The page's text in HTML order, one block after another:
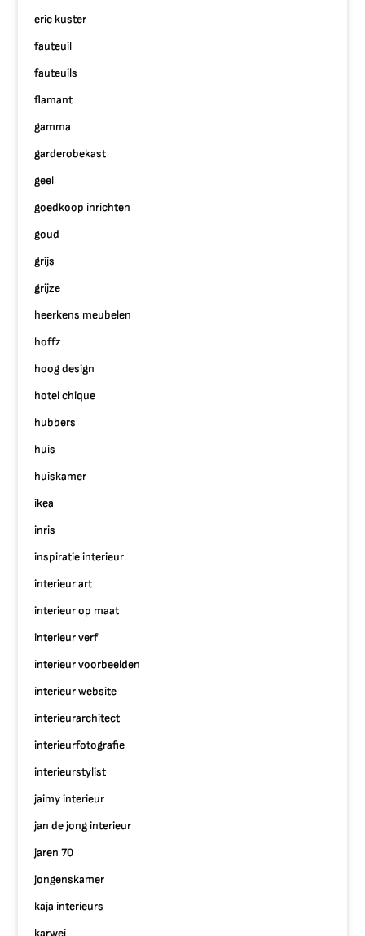
eric kuster
fauteuil
fauteuils
flamant
gamma
garderobekast
geel
goedkoop inrichten
goud
grijs
grijze
heerkens meubelen
hoffz
hoog design
hotel chique
hubbers
huis
huiskamer
ikea
inris
inspiratie interieur
interieur art
interieur op maat
interieur verf
interieur voorbeelden
interieur website
interieurarchitect
interieurfotografie
interieurstylist
jaimy interieur
jan de jong interieur
jaren 70
jongenskamer
kaja interieurs
karwei